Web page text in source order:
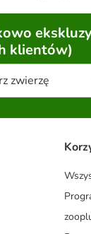
klientów)
zwierzę